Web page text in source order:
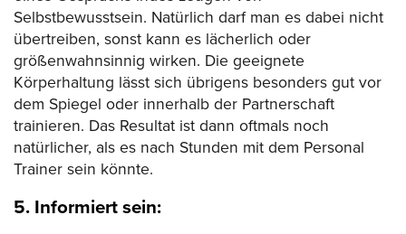
Selbstbewusstsein. Natürlich darf man es dabei nicht
übertreiben, sonst kann es lächerlich oder
größenwahnsinnig wirken. Die geeignete
Körperhaltung lässt sich übrigens besonders gut vor
dem Spiegel oder innerhalb der Partnerschaft
trainieren. Das Resultat ist dann oftmals noch
natürlicher, als es nach Stunden mit dem Personal
Trainer sein könnte.
5. Informiert sein: